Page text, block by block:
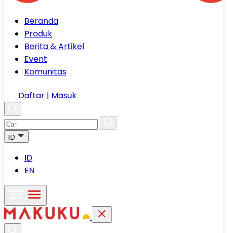
Beranda
Produk
Berita & Artikel
Event
Komunitas
Daftar | Masuk
ID
ID
EN